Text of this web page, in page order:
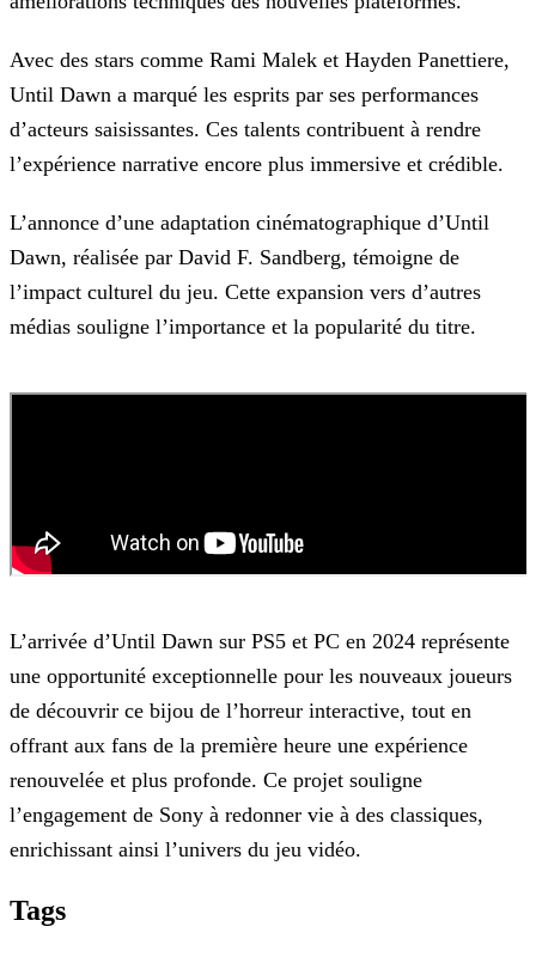
Avec des stars comme Rami Malek et Hayden Panettiere,
Until Dawn a marqué les esprits par ses performances
d’acteurs saisissantes. Ces talents contribuent à rendre
l’expérience narrative encore plus immersive et crédible.
L’annonce d’une adaptation cinématographique d’Until
Dawn, réalisée par David F. Sandberg, témoigne de
l’impact culturel du jeu. Cette expansion vers d’autres
médias souligne l’importance et la popularité du titre.
L’arrivée d’Until Dawn sur PS5 et PC en 2024 représente
une opportunité exceptionnelle pour les nouveaux joueurs
de découvrir ce bijou de l’horreur interactive, tout en
offrant aux fans de la première heure une expérience
renouvelée et plus profonde. Ce projet souligne
l’engagement de Sony à redonner vie à des classiques,
enrichissant ainsi l’univers du jeu vidéo.
Tags